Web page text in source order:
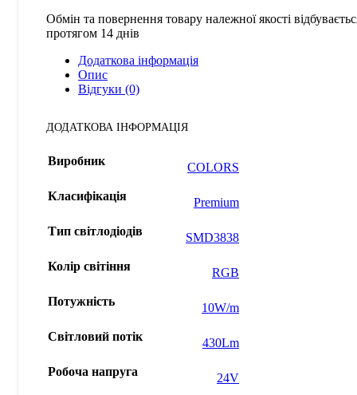
Обмін та повернення товару належної якості
протягом 14 днів
Додаткова інформація
Опис
Відгуки (0)
ДОДАТКОВА ІНФОРМАЦІЯ
Виробник COLORS
Класифікація Premium
Тип світлодіодів SMD3838
Колір світіння RGB
Потужність 10W/m
Світловий потік 430Lm
Робоча напруга 24V